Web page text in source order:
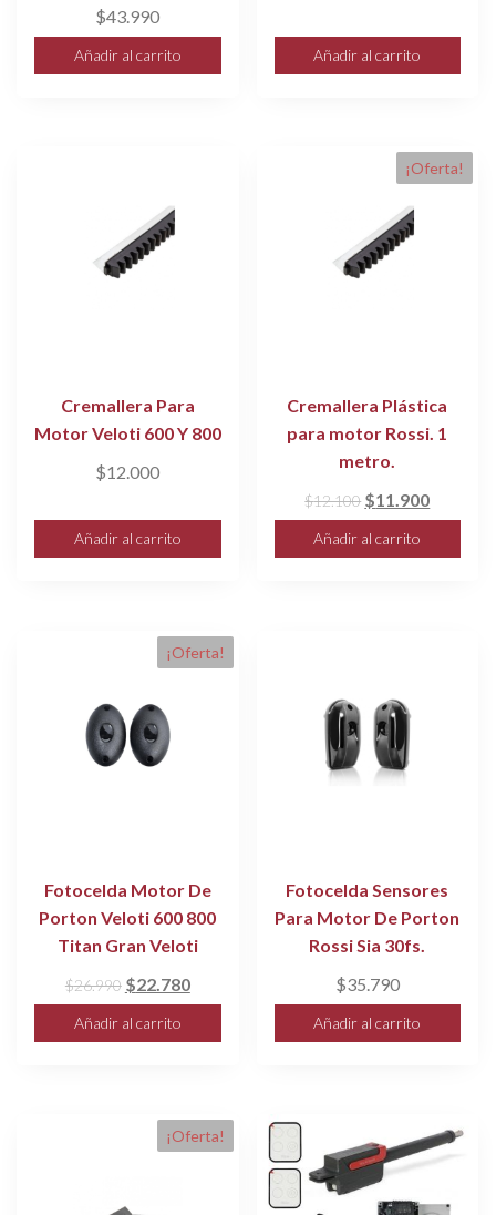
$43.990
Añadir al carrito
original
era:
actual
es:
Añadir al carrito
Cremallera Para
Motor Veloti 600 Y 800
$12.000
Añadir al carrito
¡Oferta!
Cremallera Plástica
para motor Rossi. 1
metro.
$12.100 El
precio
original
$11.900El
precio
actual
Añadir al carrito
¡Oferta!
Fotocelda Motor De
Porton Veloti 600 800
Titan Gran Veloti
$26.990 El
precio
original
$22.780El
precio
actual
Añadir al carrito
Fotocelda Sensores
Para Motor De Porton
Rossi Sia 30fs.
$35.790
Añadir al carrito
¡Oferta!